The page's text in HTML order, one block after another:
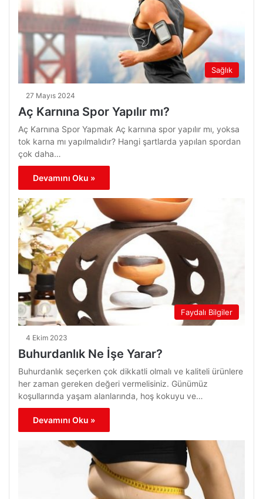
Sağlık
27 Mayıs 2024
Aç Karnına Spor Yapılır mı?
Aç Karnına Spor Yapmak Aç karnına spor yapılır mı, yoksa
tok karna mı yapılmalıdır? Hangi şartlarda yapılan spordan
çok daha…
Devamını Oku »
Faydalı Bilgiler
4 Ekim 2023
Buhurdanlık Ne İşe Yarar?
Buhurdanlık seçerken çok dikkatli olmalı ve kaliteli ürünlere
her zaman gereken değeri vermelisiniz. Günümüz
koşullarında yaşam alanlarında, hoş kokuyu ve…
Devamını Oku »